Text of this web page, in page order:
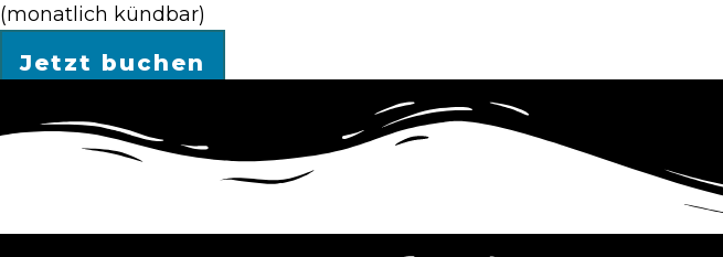
(monatlich kündbar)
Jetzt buchen